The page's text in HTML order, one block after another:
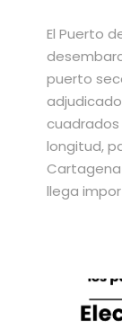
El Puerto
puerto
longitud,
llega